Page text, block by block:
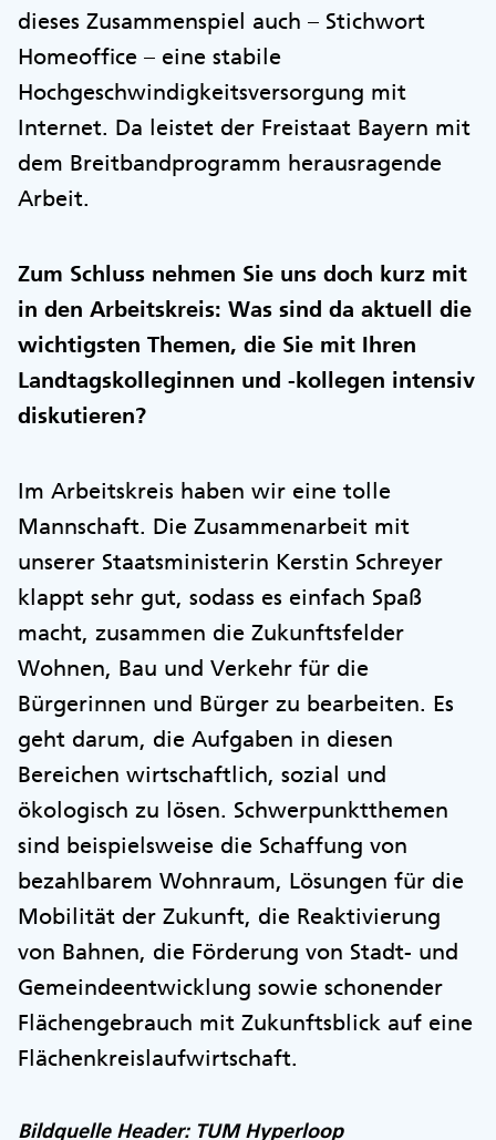
dieses Zusammenspiel auch – Stichwort
Homeoffice – eine stabile
Hochgeschwindigkeitsversorgung mit
Internet. Da leistet der Freistaat Bayern mit
dem Breitbandprogramm herausragende
Arbeit.
Zum Schluss nehmen Sie uns doch kurz mit
in den Arbeitskreis: Was sind da aktuell die
wichtigsten Themen, die Sie mit Ihren
Landtagskolleginnen und -kollegen intensiv
diskutieren?
Im Arbeitskreis haben wir eine tolle
Mannschaft. Die Zusammenarbeit mit
unserer Staatsministerin Kerstin Schreyer
klappt sehr gut, sodass es einfach Spaß
macht, zusammen die Zukunftsfelder
Wohnen, Bau und Verkehr für die
Bürgerinnen und Bürger zu bearbeiten. Es
geht darum, die Aufgaben in diesen
Bereichen wirtschaftlich, sozial und
ökologisch zu lösen. Schwerpunktthemen
sind beispielsweise die Schaffung von
bezahlbarem Wohnraum, Lösungen für die
Mobilität der Zukunft, die Reaktivierung
von Bahnen, die Förderung von Stadt- und
Gemeindeentwicklung sowie schonender
Flächengebrauch mit Zukunftsblick auf eine
Flächenkreislaufwirtschaft.
Bildquelle Header: TUM Hyperloop